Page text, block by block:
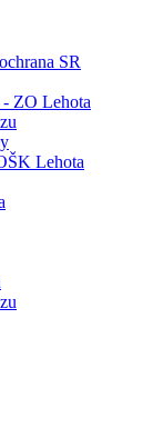
SR
- ZO Lehota
Lehota